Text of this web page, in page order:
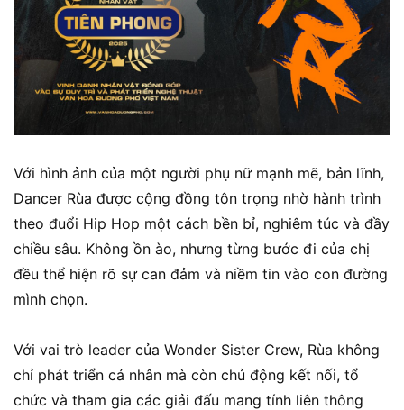
Với hình ảnh của một người phụ nữ mạnh mẽ, bản lĩnh,
Dancer Rùa được cộng đồng tôn trọng nhờ hành trình
theo đuổi Hip Hop một cách bền bỉ, nghiêm túc và đầy
chiều sâu. Không ồn ào, nhưng từng bước đi của chị
đều thể hiện rõ sự can đảm và niềm tin vào con đường
mình chọn.
Với vai trò leader của Wonder Sister Crew, Rùa không
chỉ phát triển cá nhân mà còn chủ động kết nối, tổ
chức và tham gia các giải đấu mang tính liên thông